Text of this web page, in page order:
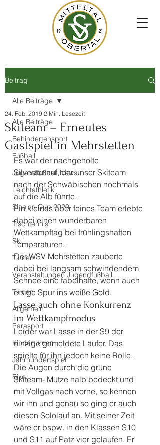
Beitrag
Alle Beiträge
Behindertensport
Fußball
Jugendfußball News
Leichtathletik
Sinalco Cup 2020
Tischtennis
Ski
Turnen
Veranstaltungen Jugendfußball
Turnen
Allgemein
Parasport
Kinderturnen
Jahrhundertspiel
Bike
Alle Beiträge
Skiteam – Erneutes
Gastspiel in Mehrstetten
24. Feb. 2019 2 Min. Lesezeit
Es war der nachgeholte
Silvesterlauf, der unser Skiteam
nach der Schwäbischen nochmals
auf die Alb führte.
Ein kleines aber feines Team erlebte
dabei einen wunderbaren
Wettkampftag bei frühlingshaften
Temparaturen.
Der WSV Mehrstetten zauberte
dabei bei langsam schwindendem
Schnee eine fabelhafte, wenn auch
eisige Spur ins weiße Gold.
Lasse auch ohne Konkurrenz
im Wettkampfmodus
Leider war Lasse in der S9 der
einzige gemeldete Läufer. Das
spielte für ihn jedoch keine Rolle.
Die Augen durch die grüne
Skiteam- Mütze halb bedeckt und
mit Vollgas nach vorne, so kennen
wir ihn und genau so ging er auch
diesen Sololauf an. Mit seiner Zeit
wäre er bspw. in den Klassen S10
und S11 auf Patz vier gelaufen. Er